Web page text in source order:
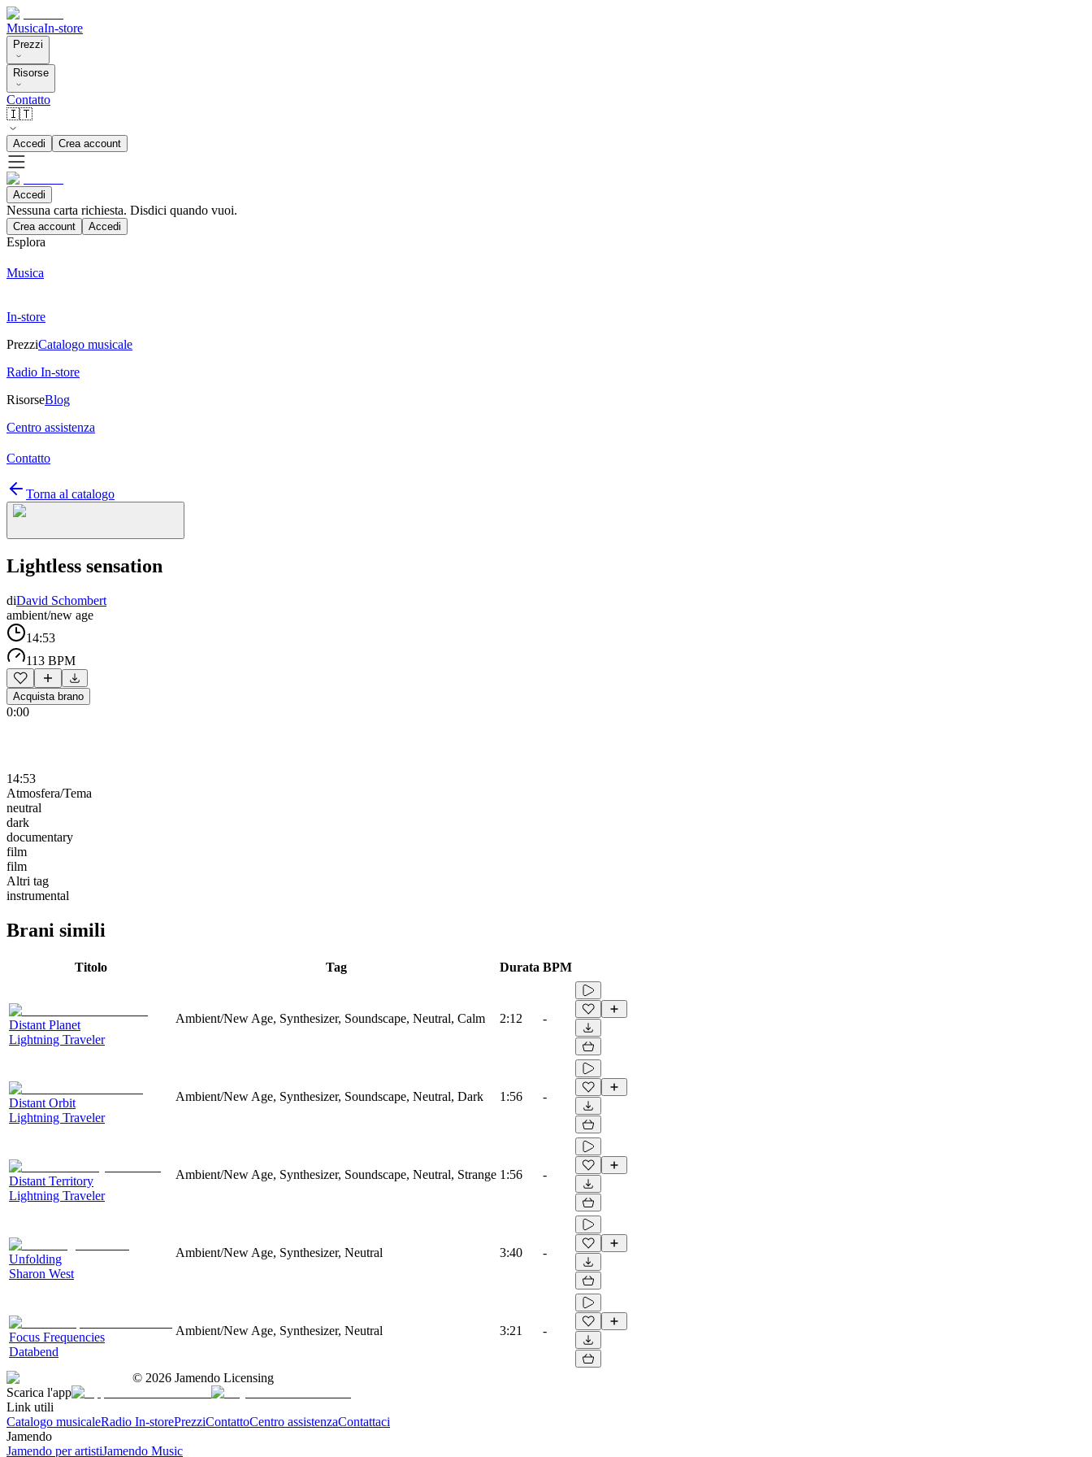
MusicaIn-store
Prezzi
Risorse
Contatto
🇮🇹
Accedi Crea account
Accedi
Nessuna carta richiesta. Disdici quando vuoi.
Crea account Accedi
Esplora
Musica
In-store
PrezziCatalogo musicale
Radio In-store
RisorseBlog
Centro assistenza
Contatto
Torna al catalogo
Lightless sensation
diDavid Schombert
ambient/new age
14:53
113 BPM
Acquista brano
0:00
14:53
Atmosfera/Tema
neutral
dark
documentary
film
film
Altri tag
instrumental
Brani simili
Titolo Tag Durata BPM
Distant Planet
Lightning Traveler
Ambient/New Age, Synthesizer, Soundscape, Neutral, Calm 2:12 -
Distant Orbit
Lightning Traveler
Ambient/New Age, Synthesizer, Soundscape, Neutral, Dark 1:56 -
Distant Territory
Lightning Traveler
Ambient/New Age, Synthesizer, Soundscape, Neutral, Strange 1:56 -
Unfolding
Sharon West
Ambient/New Age, Synthesizer, Neutral 3:40 -
Focus Frequencies
Databend
Ambient/New Age, Synthesizer, Neutral 3:21 -
© 2026 Jamendo Licensing
Scarica l'app
Link utili
Catalogo musicaleRadio In-storePrezziContattoCentro assistenzaContattaci
Jamendo
Jamendo per artistiJamendo Music